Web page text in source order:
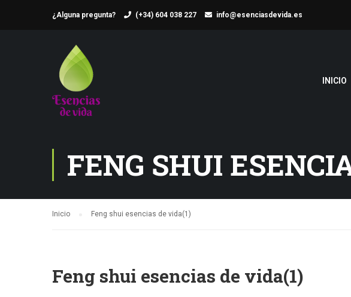
¿Alguna pregunta? (+34) 604 038 227 info@esenciasdevida.es
INICIO
FENG SHUI
Inicio Feng shui esencias de vida(1)
Feng shui esencias de vida(1)